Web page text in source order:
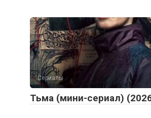
Сериалы
Тьма (мини-сериал) (2026)